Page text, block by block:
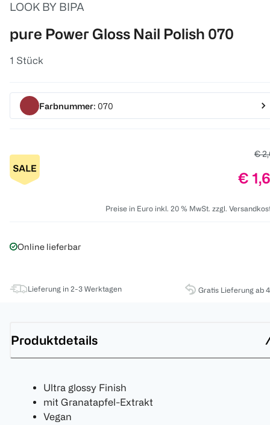
LOOK BY BIPA
pure Power Gloss Nail Polish 070
1 Stück
Farbnummer: 070
€
€
Preise in Euro inkl. 20 % MwSt. zzgl.
Online lieferbar
Lieferung in 2-3 Werktagen Gratis Lieferung ab
Produktdetails
Ultra glossy Finish
mit Granatapfel-Extrakt
Vegan